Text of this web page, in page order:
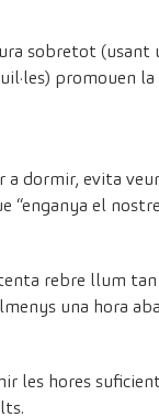
sobretot (usant
promouen
a dormir, evita
el
rebre llum tan
una hora
les hores